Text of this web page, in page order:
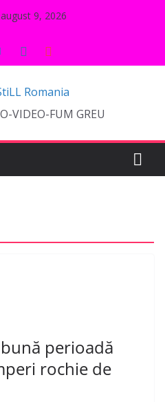
9, 2026
VIDEO-FUM GREU
perioadă
rochie de